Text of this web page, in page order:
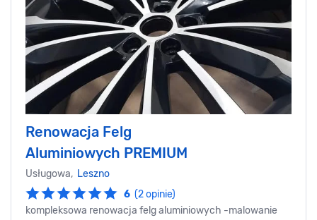
Renowacja Felg
Aluminiowych PREMIUM
Usługowa, Leszno
6 (2 opinie)
kompleksowa renowacja felg aluminiowych -malowanie